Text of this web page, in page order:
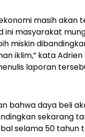
masih akan
ini masyarakat
miskin
iklim,” kata Adrien
laporan
bahwa daya beli
sekarang
selama 50 tahun